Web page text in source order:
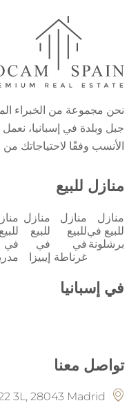
نحن مجموعة من الخبراء
جبل وبلدة في إسبانيا،
الأنسب وفقًا لاحتياجاتك من
منازل للبيع
منازل
للبيع في
برشلونة
منازل
للبيع
في
غرناطة
منازل
للبيع
في
إيبيزا
للبيع
في
في إسبانيا
تواصل معنا
3L, 28043 Madrid